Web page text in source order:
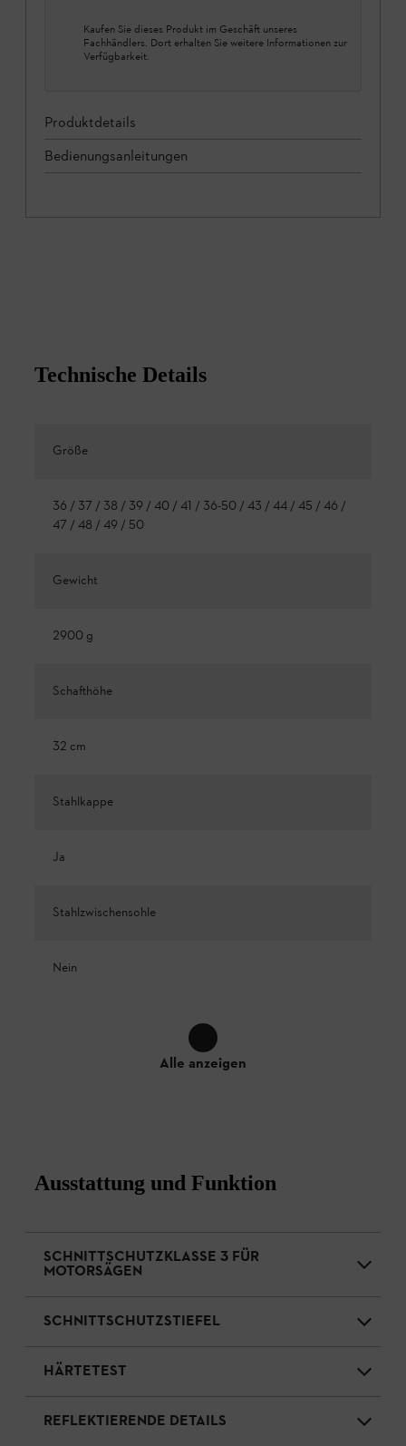
Kaufen Sie dieses Produkt im Geschäft unseres
Fachhändlers. Dort erhalten Sie weitere Informationen zur
Verfügbarkeit.
Produktdetails
Bedienungsanleitungen
Technische Details
Größe
36 / 37 / 38 / 39 / 40 / 41 / 36-50 / 43 / 44 / 45 / 46 /
47 / 48 / 49 / 50
Gewicht
2900 g
Schafthöhe
32 cm
Stahlkappe
Ja
Stahlzwischensohle
Nein
Alle anzeigen
Ausstattung und Funktion
SCHNITTSCHUTZKLASSE 3 FÜR
MOTORSÄGEN
SCHNITTSCHUTZSTIEFEL
HÄRTETEST
REFLEKTIERENDE DETAILS